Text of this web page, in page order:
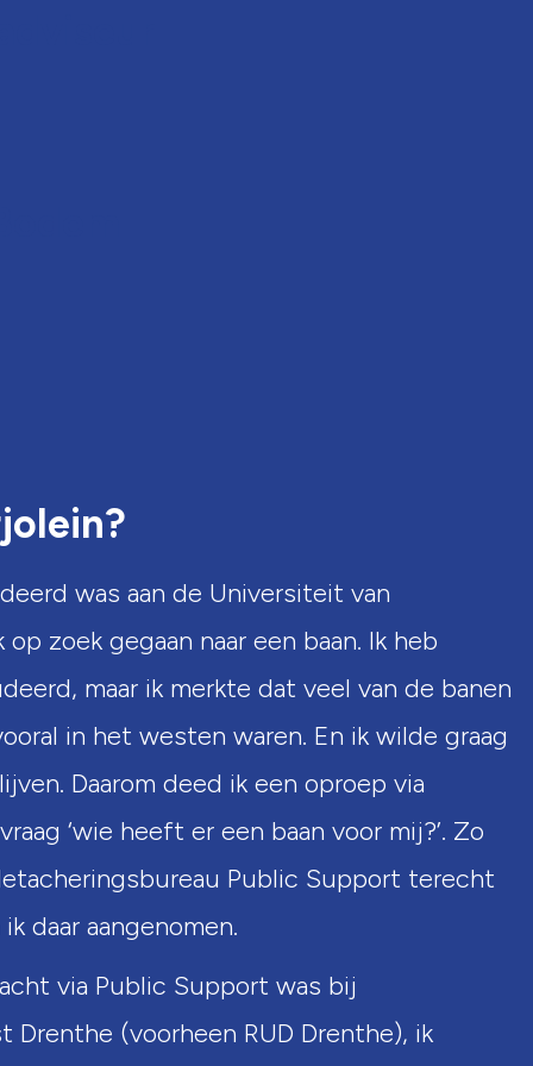
was aan de Universiteit van
zoek gegaan naar een baan. Ik heb
maar ik merkte dat veel van de banen
in het westen waren. En ik wilde graag
Daarom deed ik een oproep via
‘wie heeft er een baan voor mij?’. Zo
Public Support terecht
daar aangenomen.
via Public Support was bij
Drenthe (voorheen RUD Drenthe), ik